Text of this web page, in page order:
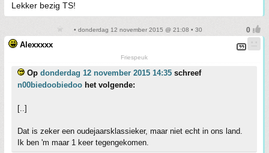
Lekker bezig TS!
• donderdag 12 november 2015 @ 21:08 • 30
Alexxxxx
Friespeuk
Op donderdag 12 november 2015 14:35 schreef
n00biedoobiedoo het volgende:
[..]
Dat is zeker een oudejaarsklassieker, maar niet echt in ons land.
Ik ben 'm maar 1 keer tegengekomen.